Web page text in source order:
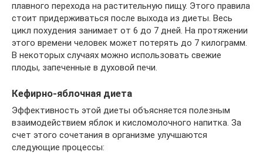
плавного перехода на растительную пищу. Этого правила
стоит придерживаться после выхода из диеты. Весь
цикл похудения занимает от 6 до 7 дней. На протяжении
этого времени человек может потерять до 7 килограмм.
В некоторых случаях можно использовать свежие
плоды, запеченные в духовой печи.
Кефирно-яблочная диета
Эффективность этой диеты объясняется полезным
взаимодействием яблок и кисломолочного напитка. За
счет этого сочетания в организме улучшаются
следующие процессы: